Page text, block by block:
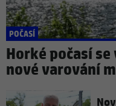
POČASÍ
Horké počasí
nové varování